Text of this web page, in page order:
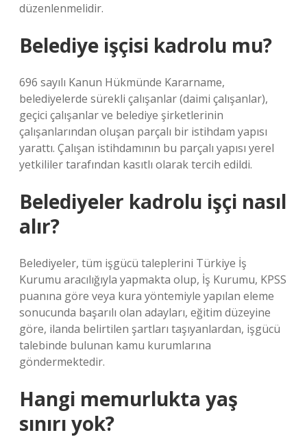
düzenlenmelidir.
Belediye işçisi kadrolu mu?
696 sayılı Kanun Hükmünde Kararname,
belediyelerde sürekli çalışanlar (daimi çalışanlar),
geçici çalışanlar ve belediye şirketlerinin
çalışanlarından oluşan parçalı bir istihdam yapısı
yarattı. Çalışan istihdamının bu parçalı yapısı yerel
yetkililer tarafından kasıtlı olarak tercih edildi.
Belediyeler kadrolu işçi nasıl
alır?
Belediyeler, tüm işgücü taleplerini Türkiye İş
Kurumu aracılığıyla yapmakta olup, İş Kurumu, KPSS
puanına göre veya kura yöntemiyle yapılan eleme
sonucunda başarılı olan adayları, eğitim düzeyine
göre, ilanda belirtilen şartları taşıyanlardan, işgücü
talebinde bulunan kamu kurumlarına
göndermektedir.
Hangi memurlukta yaş
sınırı yok?